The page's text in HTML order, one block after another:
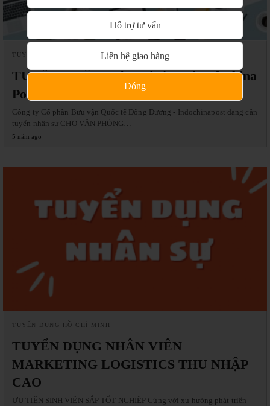
TUYỂN DỤNG
TUYỂN NHÂN SỰ Logistics tại Indochina
Post
Công ty Cổ phần Bưu vận Quốc tế Đông Dương - Indochinapost đang cần
tuyển nhân sự CHO VĂN PHÒNG…
5 năm ago
TUYỂN DỤNG HỒ CHÍ MINH
TUYỂN DỤNG NHÂN VIÊN
MARKETING LOGISTICS THU NHẬP
CAO
ƯU TIÊN SINH VIÊN SẮP TỐT NGHIỆP Cùng với xu hướng phát triển
Hỗ trợ tư vấn
Liên hệ giao hàng
Đóng